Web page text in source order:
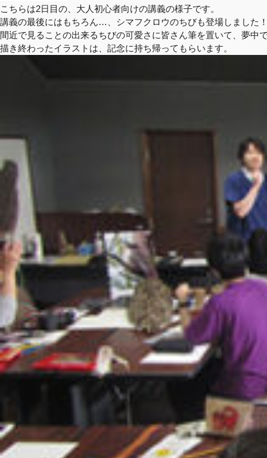
こちらは2日目の、大人初心者向けの講義の様子です。
講義の最後にはもちろん…、シマフクロウのちびも登場しました
間近で見ることの出来るちびの可愛さに皆さん筆を置いて、夢中
描き終わったイラストは、記念に持ち帰ってもらいます。